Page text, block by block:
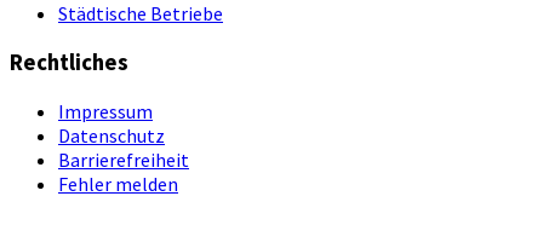
Städtische Betriebe
Rechtliches
Impressum
Datenschutz
Barrierefreiheit
Fehler melden